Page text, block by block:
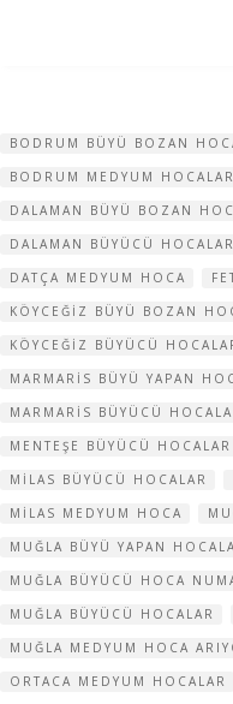
BODRUM BÜYÜ BOZAN
BODRUM MEDYUM HOCALAR
DALAMAN BÜYÜ BOZAN
DALAMAN BÜYÜCÜ HOCALAR
DATÇA MEDYUM HOCA
KÖYCEĞIZ BÜYÜ BOZAN
KÖYCEĞIZ BÜYÜCÜ
MARMARIS BÜYÜ YAPAN
MARMARIS BÜYÜCÜ
MENTEŞE BÜYÜCÜ HOCALAR
MILAS BÜYÜCÜ HOCALAR
MILAS MEDYUM HOCA
MUĞLA BÜYÜ YAPAN
MUĞLA BÜYÜCÜ HOCA
MUĞLA BÜYÜCÜ HOCALAR
MUĞLA MEDYUM HOCA
ORTACA MEDYUM HOCALAR